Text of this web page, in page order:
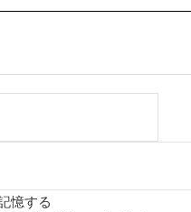
憶する